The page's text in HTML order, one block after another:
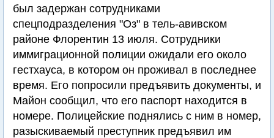
был задержан сотрудниками
спецподразделения "Оз" в тель-авивском
районе Флорентин 13 июля. Сотрудники
иммиграционной полиции ожидали его около
гестхауса, в котором он проживал в последнее
время. Его попросили предъявить документы, и
Майон сообщил, что его паспорт находится в
номере. Полицейские поднялись с ним в номер,
разыскиваемый преступник предъявил им